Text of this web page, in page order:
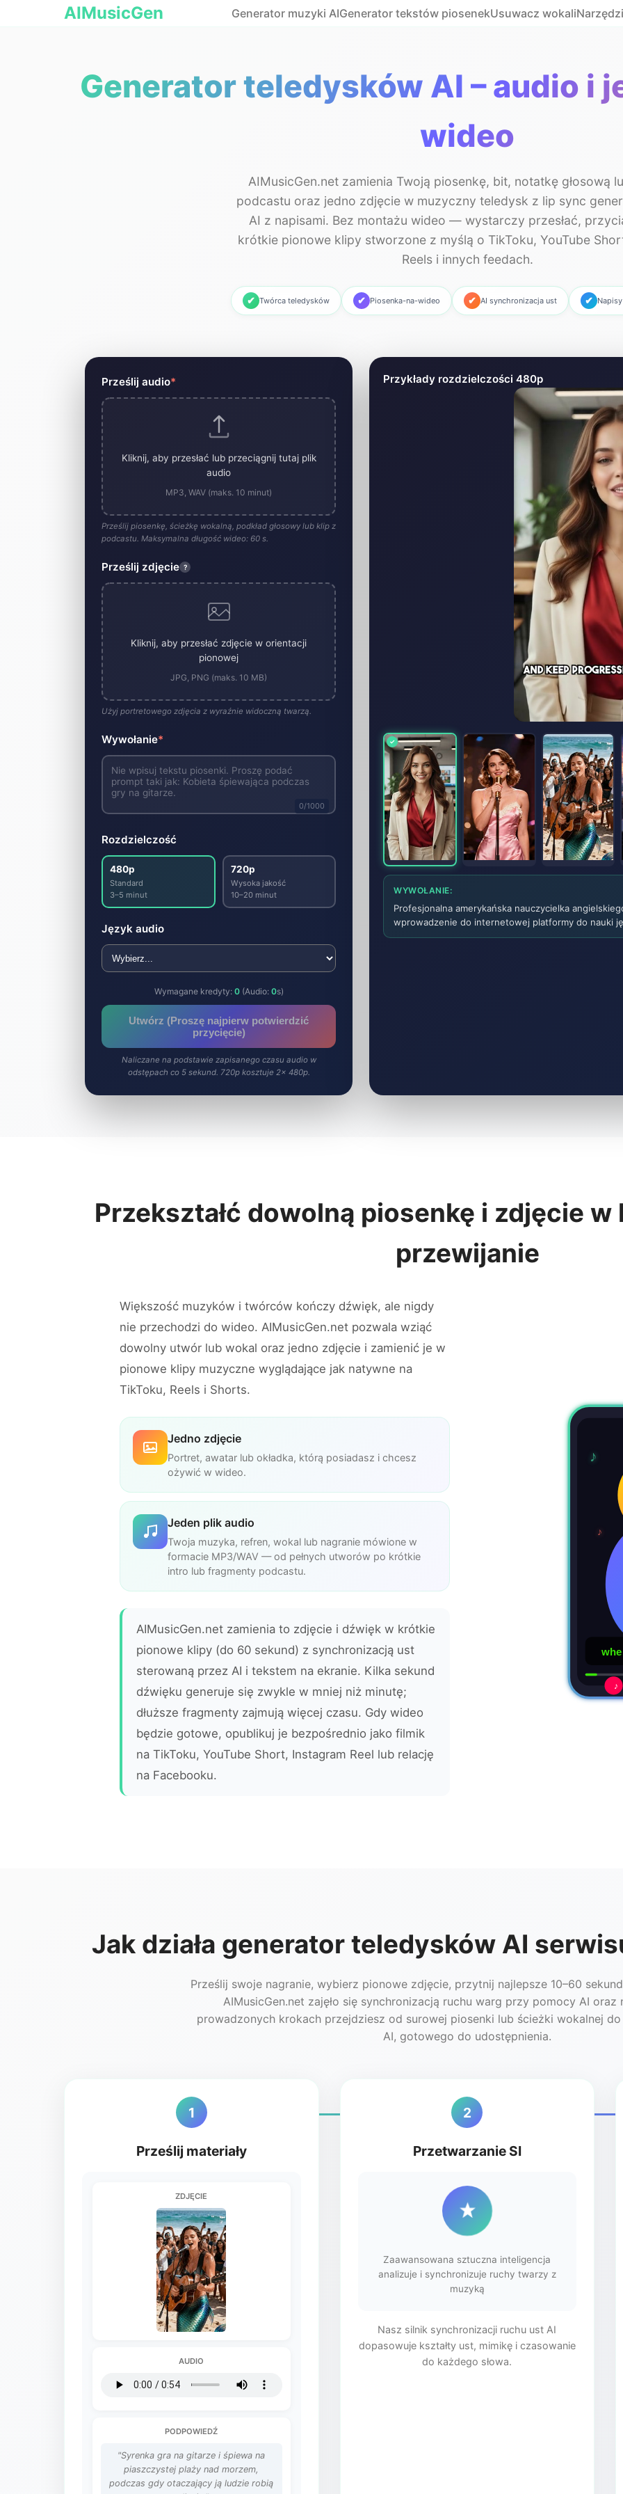
AIMusicGen Generator muzyki AIGenerator tekstów piosenekUsuwacz wokali
Generator teledysków AI – audio i
wideo
AIMusicGen.net zamienia Twoją piosenkę, bit, notatkę głosową
podcastu oraz jedno zdjęcie w muzyczny teledysk z lip sync
AI z napisami. Bez montażu wideo — wystarczy przesłać,
krótkie pionowe klipy stworzone z myślą o TikToku, YouTube
Reels i innych feedach.
✔ Twórca teledysków ✔ Piosenka-na-wideo ✔ AI synchronizacja ust ✔
Narzędzie do generowania teledysków AI
Prześlij audio*
Kliknij, aby przesłać lub przeciągnij tutaj plik
audio
MP3, WAV (maks. 10 minut)
Prześlij piosenkę, ścieżkę wokalną, podkład głosowy lub klip z
podcastu. Maksymalna długość wideo: 60 s.
Prześlij zdjęcie ?
Kliknij, aby przesłać zdjęcie w orientacji
pionowej
JPG, PNG (maks. 10 MB)
Użyj portretowego zdjęcia z wyraźnie widoczną twarzą.
Wywołanie*
0/1000
Rozdzielczość
480p
Standard
3–5 minut
720p
Wysoka jakość
10–20 minut
Język audio
Wymagane kredyty: 0(Audio: 0s)
Utwórz (Proszę najpierw potwierdzić
przycięcie)
Naliczane na podstawie zapisanego czasu audio w
odstępach co 5 sekund. 720p kosztuje 2× 480p.
Przykłady rozdzielczości 480p
WYWOŁANIE:
Profesjonalna amerykańska nauczycielka
wprowadzenie do internetowej platformy do nauki
Przekształć dowolną piosenkę i zdjęcie
przewijanie
Większość muzyków i twórców kończy dźwięk, ale nigdy
nie przechodzi do wideo. AIMusicGen.net pozwala wziąć
dowolny utwór lub wokal oraz jedno zdjęcie i zamienić je w
pionowe klipy muzyczne wyglądające jak natywne na
TikToku, Reels i Shorts.
Jedno zdjęcie
Portret, awatar lub okładka, którą posiadasz i chcesz
ożywić w wideo.
Jeden plik audio
Twoja muzyka, refren, wokal lub nagranie mówione w
formacie MP3/WAV — od pełnych utworów po krótkie
intro lub fragmenty podcastu.
AIMusicGen.net zamienia to zdjęcie i dźwięk w krótkie
pionowe klipy (do 60 sekund) z synchronizacją ust
sterowaną przez AI i tekstem na ekranie. Kilka sekund
dźwięku generuje się zwykle w mniej niż minutę;
dłuższe fragmenty zajmują więcej czasu. Gdy wideo
będzie gotowe, opublikuj je bezpośrednio jako filmik
na TikToku, YouTube Short, Instagram Reel lub relację
na Facebooku.
♪
♪
♪
Jak działa generator teledysków AI
Prześlij swoje nagranie, wybierz pionowe zdjęcie, przytnij najlepsze 10–60
AIMusicGen.net zajęło się synchronizacją ruchu warg przy pomocy AI oraz
prowadzonych krokach przejdziesz od surowej piosenki lub ścieżki wokalnej
AI, gotowego do udostępnienia.
1
Prześlij materiały
ZDJĘCIE
AUDIO
PODPOWIEDŹ
"Syrenka gra na gitarze i śpiewa na
piaszczystej plaży nad morzem,
podczas gdy otaczający ją ludzie robią
2
Przetwarzanie SI
Zaawansowana sztuczna inteligencja
analizuje i synchronizuje ruchy twarzy z
muzyką
Nasz silnik synchronizacji ruchu ust AI
dopasowuje kształty ust, mimikę i czasowanie
do każdego słowa.